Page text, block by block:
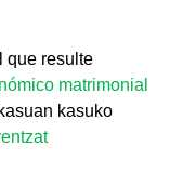
que resulte
matrimonial
kasuko